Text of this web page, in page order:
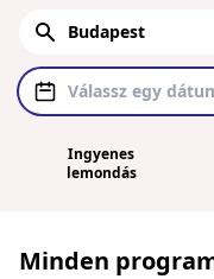
Ingyenes
lemondás
Minden